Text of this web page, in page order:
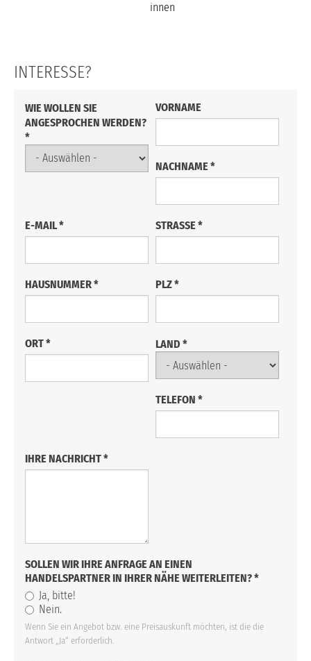
innen
INTERESSE?
WIE WOLLEN SIE
ANGESPROCHEN WERDEN?
*
VORNAME
NACHNAME *
E-MAIL* STRASSE *
HAUSNUMMER* PLZ*
ORT* LAND *
TELEFON *
IHRE NACHRICHT*
SOLLEN WIR IHRE ANFRAGE AN EINEN
HANDELSPARTNER IN IHRER NÄHE WEITERLEITEN?*
Ja, bitte!
Nein.
Wenn Sie ein Angebot bzw. eine Preisauskunft möchten, ist die die
Antwort „Ja“ erforderlich.